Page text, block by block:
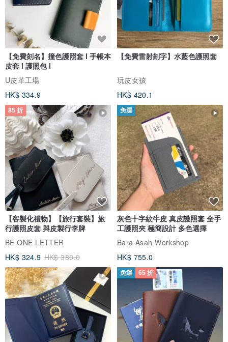
【免費刻名】撞色護照套 l 手帳本
皮套 l 護照包 l
U皮革工場
HK$ 334.9
【免費雷射刻字】水藍色護照套
玩皮女孩
HK$ 420.1
85 折
【客製化禮物】【旅行套裝】旅
行護照皮套 與皮製行李牌
BE ONE LETTER
HK$ 324.9 HK$ 380.0
免運
灰色十字紋牛皮 真皮護照套 全手
工護照夾 極簡設計 多色選擇
Bara Asah Workshop
HK$ 755.0
免運 65 折